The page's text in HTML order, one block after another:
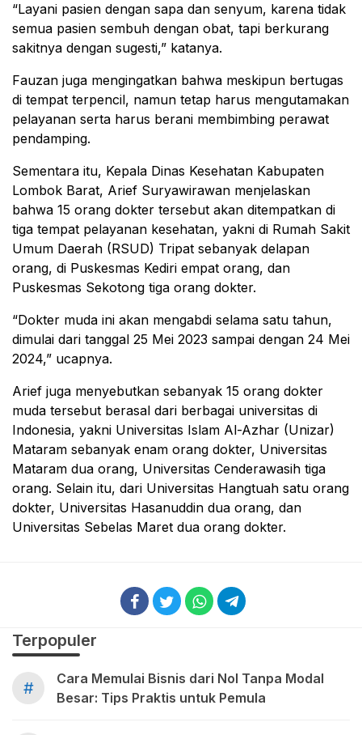
“Layani pasien dengan sapa dan senyum, karena tidak
semua pasien sembuh dengan obat, tapi berkurang
sakitnya dengan sugesti,” katanya.
Fauzan juga mengingatkan bahwa meskipun bertugas
di tempat terpencil, namun tetap harus mengutamakan
pelayanan serta harus berani membimbing perawat
pendamping.
Sementara itu, Kepala Dinas Kesehatan Kabupaten
Lombok Barat, Arief Suryawirawan menjelaskan
bahwa 15 orang dokter tersebut akan ditempatkan di
tiga tempat pelayanan kesehatan, yakni di Rumah Sakit
Umum Daerah (RSUD) Tripat sebanyak delapan
orang, di Puskesmas Kediri empat orang, dan
Puskesmas Sekotong tiga orang dokter.
“Dokter muda ini akan mengabdi selama satu tahun,
dimulai dari tanggal 25 Mei 2023 sampai dengan 24 Mei
2024,” ucapnya.
Arief juga menyebutkan sebanyak 15 orang dokter
muda tersebut berasal dari berbagai universitas di
Indonesia, yakni Universitas Islam Al-Azhar (Unizar)
Mataram sebanyak enam orang dokter, Universitas
Mataram dua orang, Universitas Cenderawasih tiga
orang. Selain itu, dari Universitas Hangtuah satu orang
dokter, Universitas Hasanuddin dua orang, dan
Universitas Sebelas Maret dua orang dokter.
Terpopuler
#
Cara Memulai Bisnis dari Nol Tanpa Modal
Besar: Tips Praktis untuk Pemula